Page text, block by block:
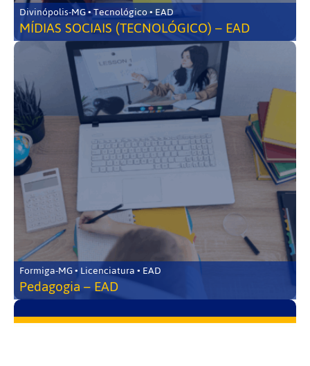
Divinópolis-MG • Tecnológico • EAD
MÍDIAS SOCIAIS (TECNOLÓGICO) – EAD
Formiga-MG • Licenciatura • EAD
Pedagogia – EAD